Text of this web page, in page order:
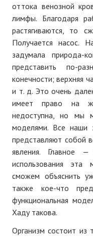
оттока венозной
лимфы. Благодаря
растягиваются, то
Получается насос.
задумала природа-
представить по-
конечности; верхняя
и т. д. Это очень
имеет право на
недоступна, но мы
моделями. Все наши
представляют собой
явления. Главное
использования
сможем объяснить
также кое-что
функциональная
Хаду такова.
Организм состоит из